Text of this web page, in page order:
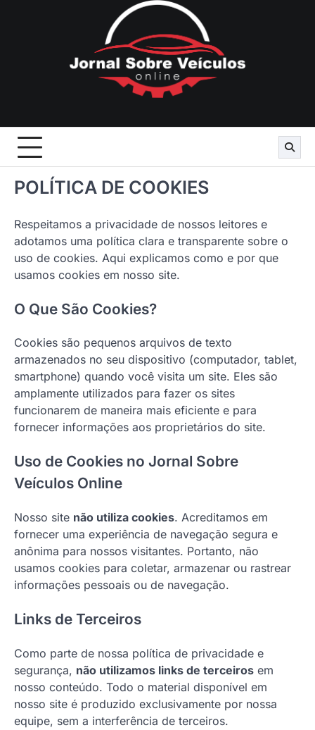
POLÍTICA DE COOKIES
Respeitamos a privacidade de nossos leitores e
adotamos uma política clara e transparente sobre o
uso de cookies. Aqui explicamos como e por que
usamos cookies em nosso site.
O Que São Cookies?
Cookies são pequenos arquivos de texto
armazenados no seu dispositivo (computador, tablet,
smartphone) quando você visita um site. Eles são
amplamente utilizados para fazer os sites
funcionarem de maneira mais eficiente e para
fornecer informações aos proprietários do site.
Uso de Cookies no Jornal Sobre
Veículos Online
Nosso site não utiliza cookies. Acreditamos em
fornecer uma experiência de navegação segura e
anônima para nossos visitantes. Portanto, não
usamos cookies para coletar, armazenar ou rastrear
informações pessoais ou de navegação.
Links de Terceiros
Como parte de nossa política de privacidade e
segurança, não utilizamos links de terceiros em
nosso conteúdo. Todo o material disponível em
nosso site é produzido exclusivamente por nossa
equipe, sem a interferência de terceiros.